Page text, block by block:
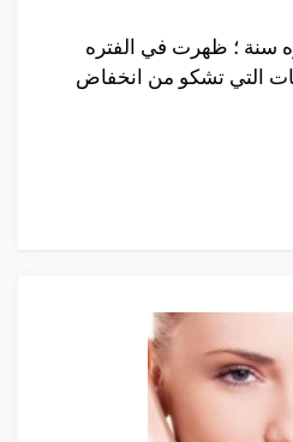
؛ ظهرت في الفتره
التي تشكو من انخفاض